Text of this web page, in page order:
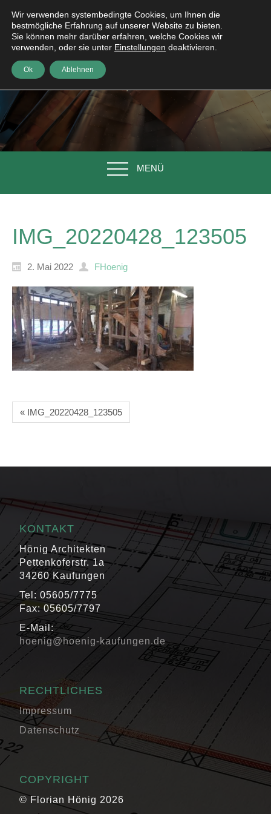
MENÜ
IMG_20220428_123505
2. Mai 2022 FHoenig
« IMG_20220428_123505
KONTAKT
Hönig Architekten
Pettenkoferstr. 1a
34260 Kaufungen
Tel: 05605/7775
Fax: 05605/7797
E-Mail:
hoenig@hoenig-kaufungen.de
RECHTLICHES
Impressum
Datenschutz
COPYRIGHT
© Florian Hönig 2026
Wir verwenden systembedingte Cookies, um Ihnen die
bestmögliche Erfahrung auf unserer Website zu bieten.
Sie können mehr darüber erfahren, welche Cookies wir
verwenden, oder sie unter Einstellungen deaktivieren.
Ok Ablehnen